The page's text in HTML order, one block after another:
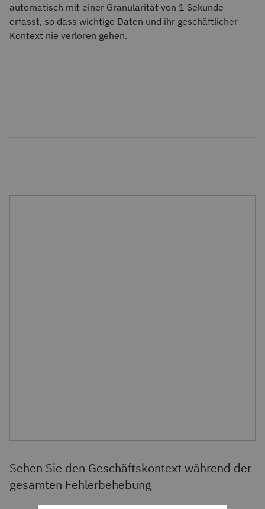
automatisch mit einer Granularität von 1 Sekunde
erfasst, so dass wichtige Daten und ihr geschäftlicher
Kontext nie verloren gehen.
Sehen Sie den Geschäftskontext während der
gesamten Fehlerbehebung